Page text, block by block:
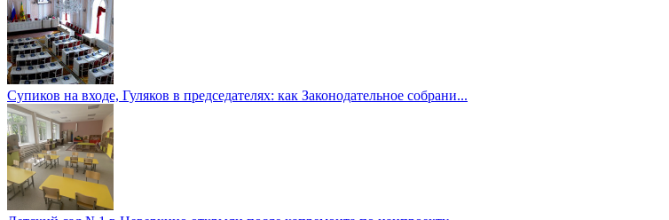
Супиков на входе, Гуляков в председателях: как Законодательное собрани...